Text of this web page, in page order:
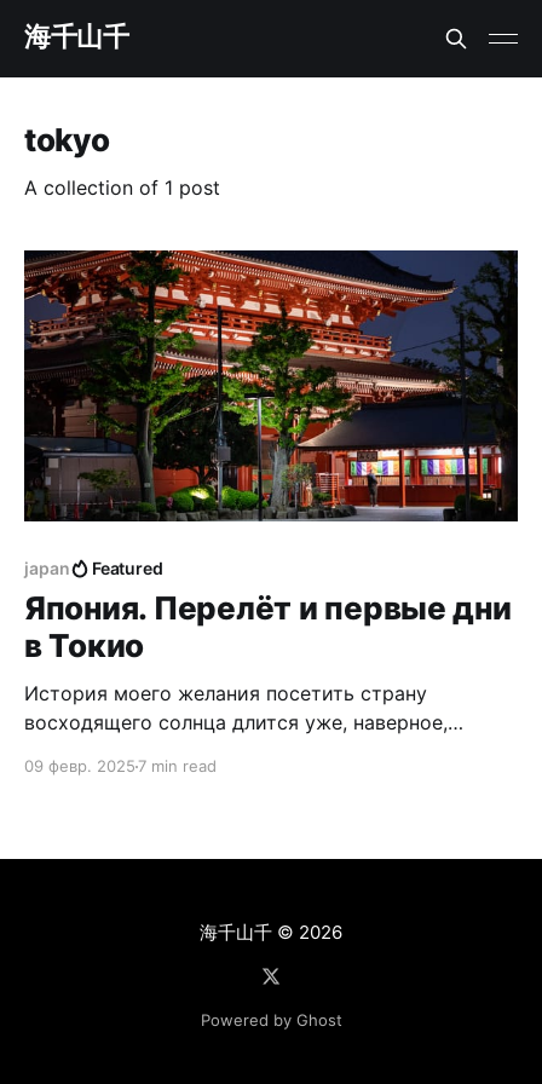
海千山千
tokyo
A collection of 1 post
japan Featured
Япония. Перелёт и первые дни
в Токио
История моего желания посетить страну
восходящего солнца длится уже, наверное,
культурой без преувеличения со школьных лет.
09 февр. 2025 7 min read
海千山千© 2026
Powered by Ghost